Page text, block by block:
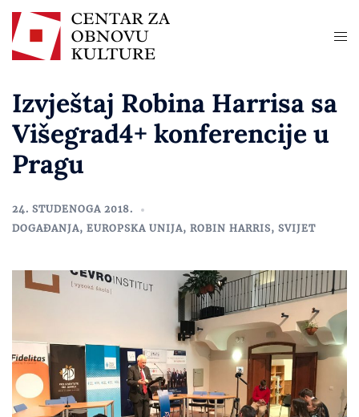
Izvještaj Robina Harrisa sa
Višegrad4+ konferencije u
Pragu
24. STUDENOGA 2018.
DOGAĐANJA, EUROPSKA UNIJA, ROBIN HARRIS, SVIJET